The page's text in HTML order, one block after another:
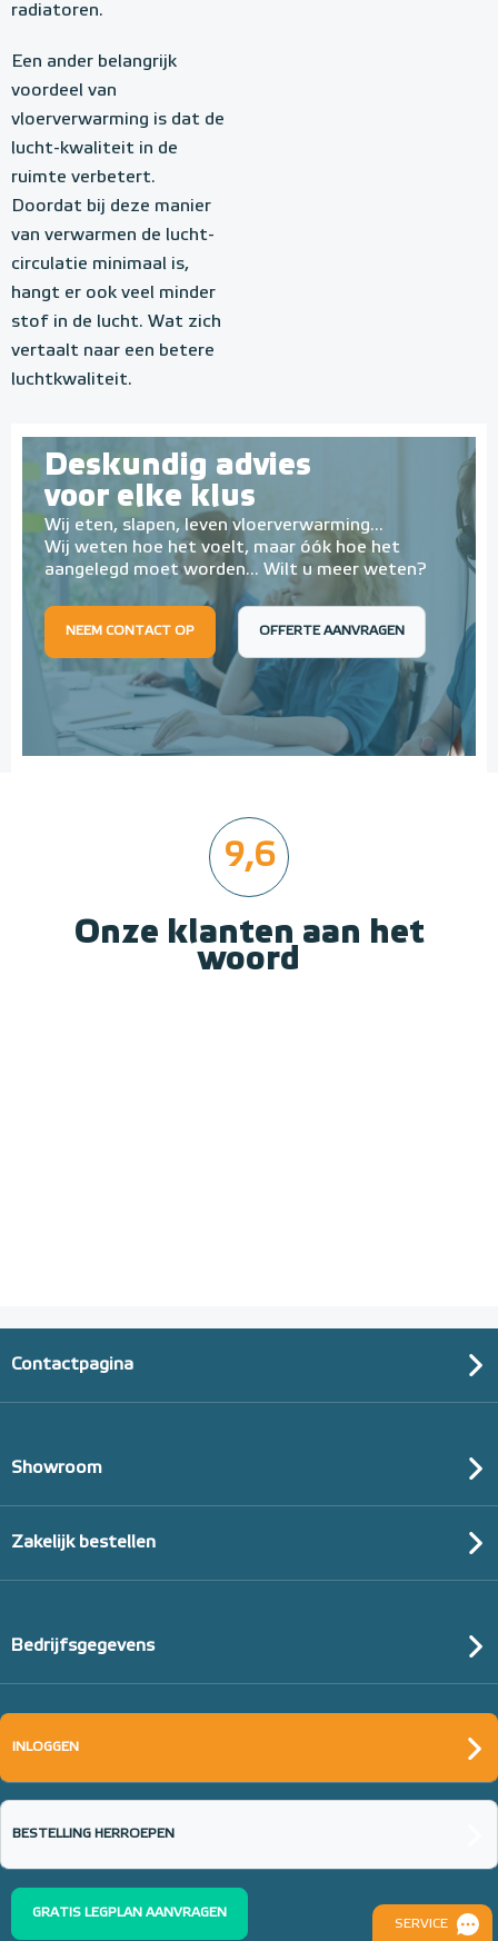
radiatoren.
Een ander belangrijk
voordeel van
vloerverwarming is dat de
lucht-kwaliteit in de
ruimte verbetert.
Doordat bij deze manier
van verwarmen de lucht-
circulatie minimaal is,
hangt er ook veel minder
stof in de lucht. Wat zich
vertaalt naar een betere
luchtkwaliteit.
Deskundig advies
voor elke klus
Wij eten, slapen, leven vloerverwarming...
Wij weten hoe het voelt, maar óók hoe het
aangelegd moet worden... Wilt u meer weten?
NEEM CONTACT OP OFFERTE AANVRAGEN
9,6
Onze klanten aan het
woord
Contactpagina
Showroom
Zakelijk bestellen
Bedrijfsgegevens
INLOGGEN
BESTELLING HERROEPEN
GRATIS LEGPLAN AANVRAGEN
SERVICE